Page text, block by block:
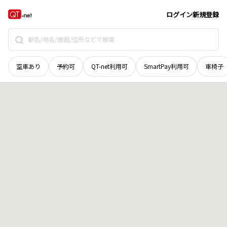
ログイン新規登録
空車あり 予約可 QT-net利用可 SmartPay利用可 車椅子
岩手県